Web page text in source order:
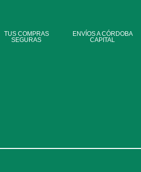
TUS COMPRAS
SEGURAS
ENVÍOS A CÓRDOBA
CAPITAL